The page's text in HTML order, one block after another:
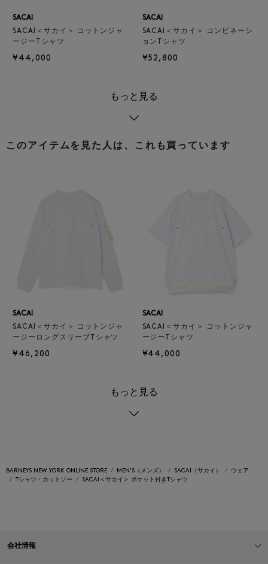
SACAI
SACAI＜サカイ＞ コットンジャ
ージーTシャツ
¥44,000
SACAI
SACAI＜サカイ＞ コンビネーシ
ョンTシャツ
¥52,800
もっと見る
このアイテムを見た人は、これも買っています
SACAI
SACAI＜サカイ＞ コットンジャ
ージーロングスリーブTシャツ
¥46,200
SACAI
SACAI＜サカイ＞ コットンジャ
ージーTシャツ
¥44,000
もっと見る
BARNEYS NEW YORK ONLINE STORE MEN'S（メンズ） SACAI（サカイ）
ウェア
Tシャツ・カットソー
SACAI＜サカイ＞ ポケット付きTシャツ
会社情報